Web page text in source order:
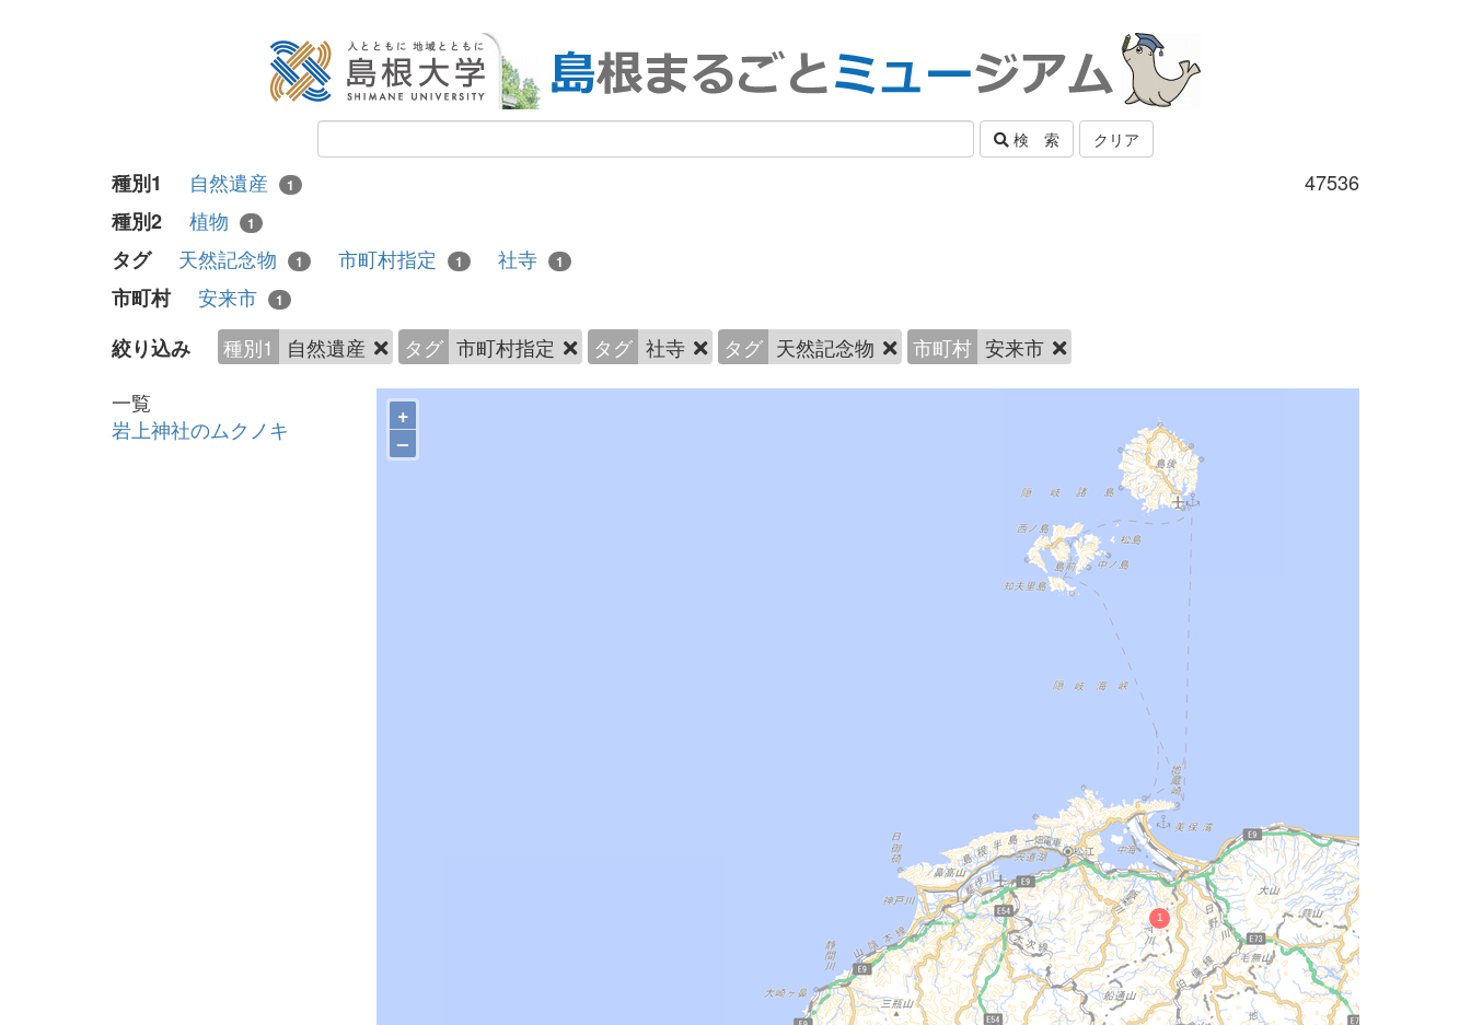
検 索 クリア
47536
種別1 自然遺産 1
種別2 植物 1
タグ 天然記念物 1 市町村指定 1 社寺 1
市町村 安来市 1
絞り込み 種別1 自然遺産 タグ 市町村指定 タグ 社寺 タグ 天然記念物 市町村 安来市
一覧
岩上神社のムクノキ
+
–